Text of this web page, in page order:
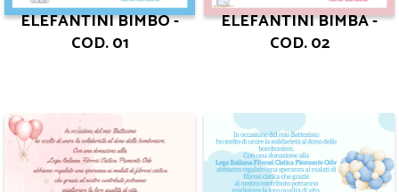
ELEFANTINI BIMBO -
COD. 01
ELEFANTINI BIMBA -
COD. 02